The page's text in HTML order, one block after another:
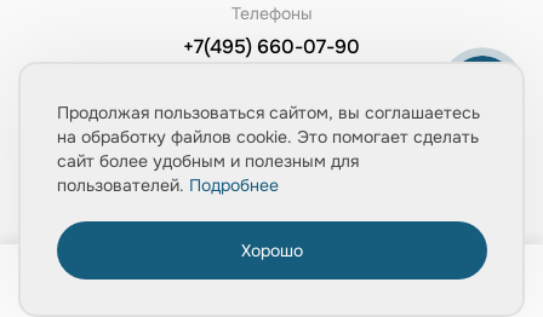
Телефоны
+7(495) 660-07-90
Электронная почта
zayavka@mpolis-pro.ru
Обратный звонок
Продолжая пользоваться сайтом, вы соглашаетесь
на обработку файлов cookie. Это помогает сделать
сайт более удобным и полезным для
пользователей. Подробнее
Хорошо